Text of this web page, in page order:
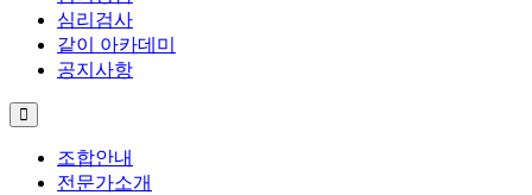
심리검사
같이 아카데미
공지사항
조합안내
전문가소개